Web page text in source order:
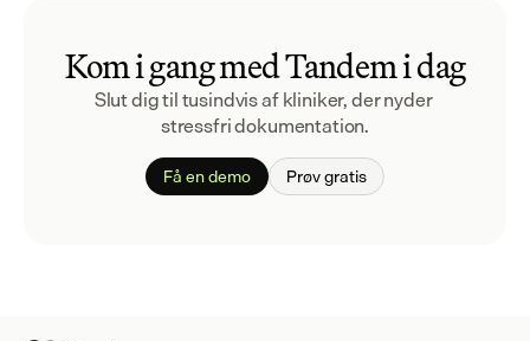
Kom i gang med Tandem i dag
Slut dig til tusindvis af kliniker, der nyder
stressfri dokumentation.
Få en demo Prøv gratis